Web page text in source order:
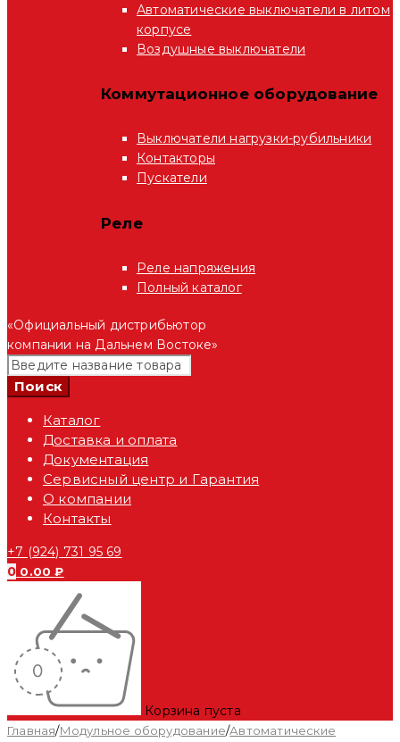
Автоматические выключатели в литом
корпусе
Воздушные выключатели
Коммутационное оборудование
Выключатели нагрузки-рубильники
Контакторы
Пускатели
Реле
Реле напряжения
Полный каталог
«Официальный дистрибьютор
компании на Дальнем Востоке»
Каталог
Доставка и оплата
Документация
Сервисный центр и Гарантия
О компании
Контакты
+7 (924) 731 95 69
0 0.00₽
Корзина пуста
Главная/Модульное оборудование/Автоматические